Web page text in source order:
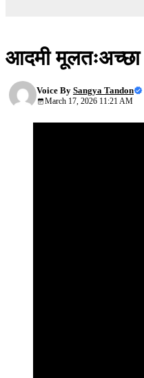
आदमी मूलतःअच्छा
Voice By Sangya Tandon
March 17, 2026 11:21 AM